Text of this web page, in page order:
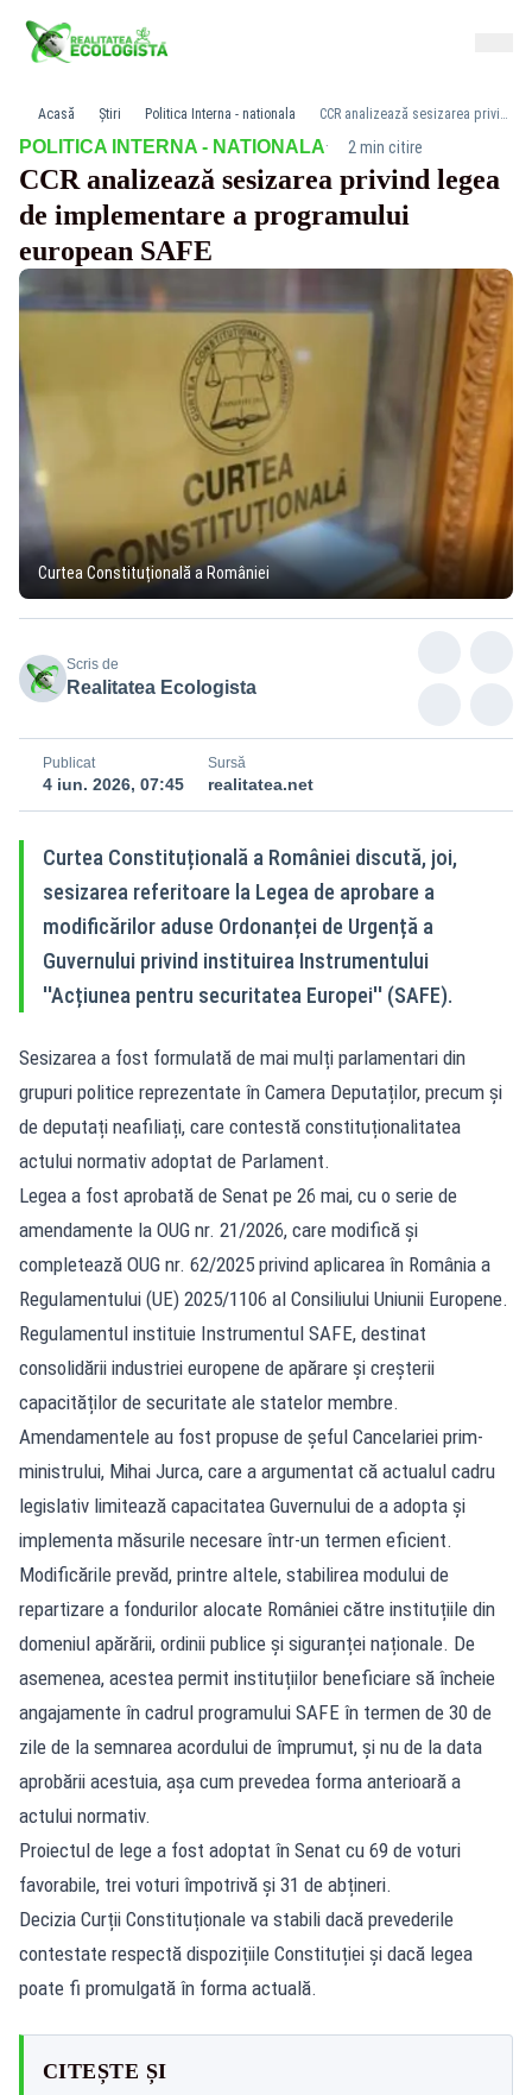
Acasă Știri Politica Interna - nationala CCR analizează sesizarea privind legea de implementare a programului european SAFE
POLITICA INTERNA - NATIONALA· 2 min citire
CCR analizează sesizarea privind legea
de implementare a programului
european SAFE
Curtea Constituțională a României
Scris de
Realitatea Ecologista
Publicat
4 iun. 2026, 07:45
Sursă
realitatea.net
Curtea Constituțională a României discută, joi,
sesizarea referitoare la Legea de aprobare a
modificărilor aduse Ordonanței de Urgență a
Guvernului privind instituirea Instrumentului
''Acțiunea pentru securitatea Europei'' (SAFE).
Sesizarea a fost formulată de mai mulți parlamentari din
grupuri politice reprezentate în Camera Deputaților, precum și
de deputați neafiliați, care contestă constituționalitatea
actului normativ adoptat de Parlament.
Legea a fost aprobată de Senat pe 26 mai, cu o serie de
amendamente la OUG nr. 21/2026, care modifică și
completează OUG nr. 62/2025 privind aplicarea în România a
Regulamentului (UE) 2025/1106 al Consiliului Uniunii Europene.
Regulamentul instituie Instrumentul SAFE, destinat
consolidării industriei europene de apărare și creșterii
capacităților de securitate ale statelor membre.
Amendamentele au fost propuse de șeful Cancelariei prim-
ministrului, Mihai Jurca, care a argumentat că actualul cadru
legislativ limitează capacitatea Guvernului de a adopta și
implementa măsurile necesare într-un termen eficient.
Modificările prevăd, printre altele, stabilirea modului de
repartizare a fondurilor alocate României către instituțiile din
domeniul apărării, ordinii publice și siguranței naționale. De
asemenea, acestea permit instituțiilor beneficiare să încheie
angajamente în cadrul programului SAFE în termen de 30 de
zile de la semnarea acordului de împrumut, și nu de la data
aprobării acestuia, așa cum prevedea forma anterioară a
actului normativ.
Proiectul de lege a fost adoptat în Senat cu 69 de voturi
favorabile, trei voturi împotrivă și 31 de abțineri.
Decizia Curții Constituționale va stabili dacă prevederile
contestate respectă dispozițiile Constituției și dacă legea
poate fi promulgată în forma actuală.
CITEȘTE ȘI